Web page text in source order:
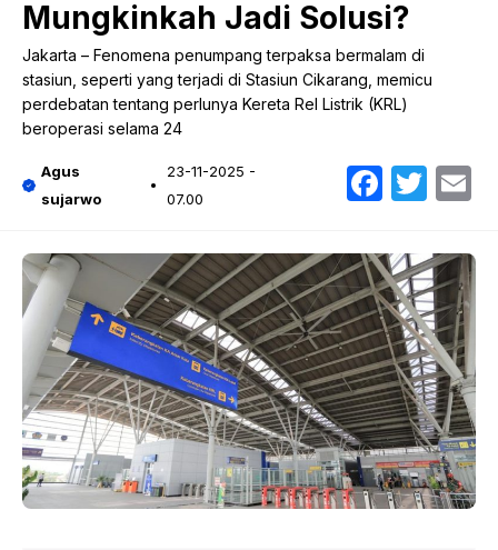
Mungkinkah Jadi Solusi?
Jakarta – Fenomena penumpang terpaksa bermalam di
stasiun, seperti yang terjadi di Stasiun Cikarang, memicu
perdebatan tentang perlunya Kereta Rel Listrik (KRL)
beroperasi selama 24
Agus
sujarwo
23-11-2025 -
07.00